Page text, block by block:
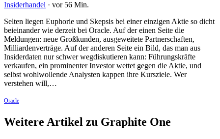
Insiderhandel · vor 56 Min.
Selten liegen Euphorie und Skepsis bei einer einzigen Aktie so dicht
beieinander wie derzeit bei Oracle. Auf der einen Seite die
Meldungen: neue Großkunden, ausgeweitete Partnerschaften,
Milliardenverträge. Auf der anderen Seite ein Bild, das man aus
Insiderdaten nur schwer wegdiskutieren kann: Führungskräfte
verkaufen, ein prominenter Investor wettet gegen die Aktie, und
selbst wohlwollende Analysten kappen ihre Kursziele. Wer
verstehen will,…
Oracle
Weitere Artikel zu Graphite One